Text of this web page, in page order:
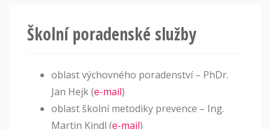
Školní poradenské služby
oblast výchovného poradenství – PhDr.
Jan Hejk (e-mail)
oblast školní metodiky prevence – Ing.
Martin Kindl (e-mail)